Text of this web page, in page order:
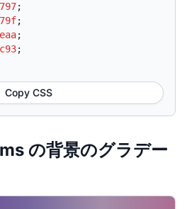
;
;
;
;
Copy CSS
の背景のグラデー